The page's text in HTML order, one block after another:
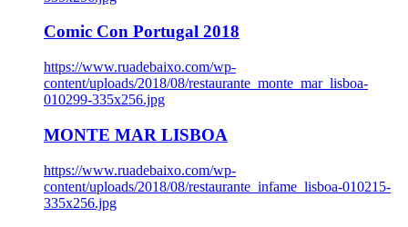
Comic Con Portugal 2018
https://www.ruadebaixo.com/wp-
content/uploads/2018/08/restaurante_monte_mar_lisboa-
010299-335x256.jpg
MONTE MAR LISBOA
https://www.ruadebaixo.com/wp-
content/uploads/2018/08/restaurante_infame_lisboa-010215-
335x256.jpg